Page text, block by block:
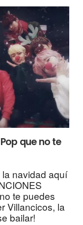
que no te
navidad aquí
te puedes
Villancicos, la
bailar!